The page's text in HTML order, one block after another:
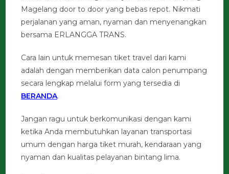
Magelang door to door yang bebas repot. Nikmati
perjalanan yang aman, nyaman dan menyenangkan
bersama ERLANGGA TRANS.
Cara lain untuk memesan tiket travel dari kami
adalah dengan memberikan data calon penumpang
secara lengkap melalui form yang tersedia di
BERANDA.
Jangan ragu untuk berkomunikasi dengan kami
ketika Anda membutuhkan layanan transportasi
umum dengan harga tiket murah, kendaraan yang
nyaman dan kualitas pelayanan bintang lima.